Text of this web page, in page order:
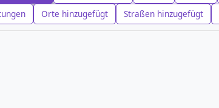
Orte hinzugefügt Straßen hinzugefügt